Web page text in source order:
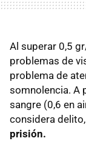
Al superar 0,5
problemas de
problema de
somnolencia. A
sangre (0,6 en
considera delito,
prisión.